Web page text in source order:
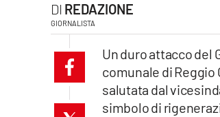
cosenzachannel.it
REDAZIONE
GIORNALISTA
Un duro attacco del
comunale di Reggio
salutata dal
simbolo di